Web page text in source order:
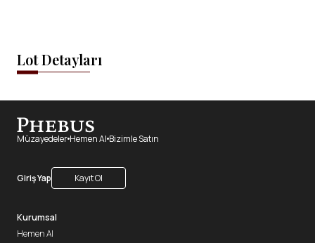
Lot Detayları
Müzayedeler Hemen Al Bizimle Satın
Giriş Yap Kayıt Ol
Kurumsal
Hemen Al